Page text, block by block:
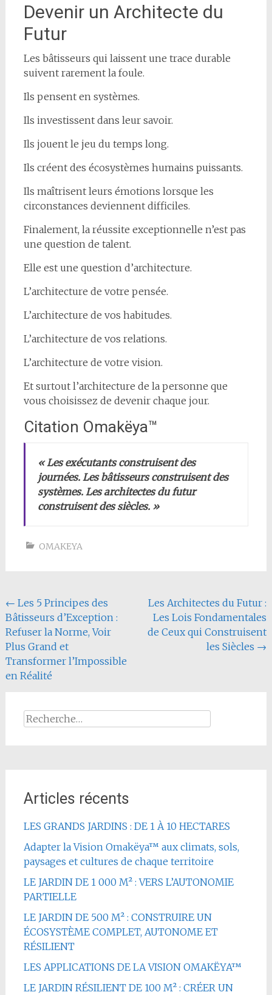
Devenir un Architecte du
Futur
Les bâtisseurs qui laissent une trace durable
suivent rarement la foule.
Ils pensent en systèmes.
Ils investissent dans leur savoir.
Ils jouent le jeu du temps long.
Ils créent des écosystèmes humains puissants.
Ils maîtrisent leurs émotions lorsque les
circonstances deviennent difficiles.
Finalement, la réussite exceptionnelle n’est pas
une question de talent.
Elle est une question d’architecture.
L’architecture de votre pensée.
L’architecture de vos habitudes.
L’architecture de vos relations.
L’architecture de votre vision.
Et surtout l’architecture de la personne que
vous choisissez de devenir chaque jour.
Citation Omakëya™
« Les exécutants construisent des
journées. Les bâtisseurs construisent des
systèmes. Les architectes du futur
construisent des siècles. »
OMAKEYA
Navigation
de
l'article
← Les 5 Principes des
Bâtisseurs d’Exception :
Refuser la Norme, Voir
Plus Grand et
Transformer l’Impossible
en Réalité
Les Architectes du Futur :
Les Lois Fondamentales
de Ceux qui Construisent
les Siècles →
Rechercher :
Articles récents
LES GRANDS JARDINS : DE 1 À 10 HECTARES
Adapter la Vision Omakëya™ aux climats, sols,
paysages et cultures de chaque territoire
LE JARDIN DE 1 000 M² : VERS L’AUTONOMIE
PARTIELLE
LE JARDIN DE 500 M² : CONSTRUIRE UN
ÉCOSYSTÈME COMPLET, AUTONOME ET
RÉSILIENT
LES APPLICATIONS DE LA VISION OMAKËYA™
LE JARDIN RÉSILIENT DE 100 M² : CRÉER UN